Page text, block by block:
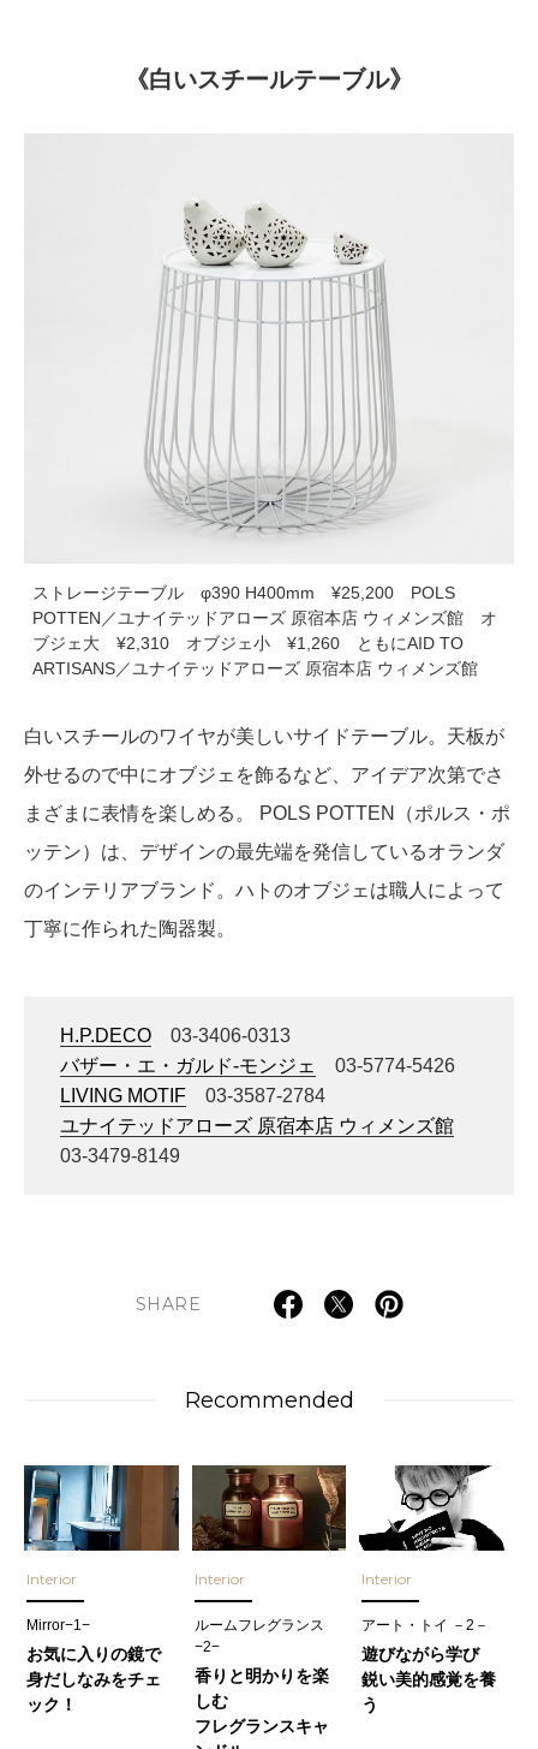
《白いスチールテーブル》
ストレージテーブル φ390 H400mm ¥25,200 POLS
POTTEN／ユナイテッドアローズ 原宿本店 ウィメンズ館 オ
ブジェ大 ¥2,310 オブジェ小 ¥1,260 ともにAID TO
ARTISANS／ユナイテッドアローズ 原宿本店 ウィメンズ館
白いスチールのワイヤが美しいサイドテーブル。天板が
外せるので中にオブジェを飾るなど、アイデア次第でさ
まざまに表情を楽しめる。 POLS POTTEN（ポルス・ポ
ッテン）は、デザインの最先端を発信しているオランダ
のインテリアブランド。ハトのオブジェは職人によって
丁寧に作られた陶器製。
H.P.DECO 03-3406-0313
バザー・エ・ガルド‐モンジェ
03-5774-5426
LIVING MOTIF 03-3587-2784
ユナイテッドアローズ 原宿本店 ウィメンズ館
03-3479-8149
SHARE
Recommended
Interior
Mirror−1−
お気に入りの鏡で
身だしなみをチェ
ック！
Interior
ルームフレグランス
−2−
香りと明かりを楽
しむ
フレグランスキャ
Interior
アート・トイ －2－
遊びながら学び
鋭い美的感覚を養
う